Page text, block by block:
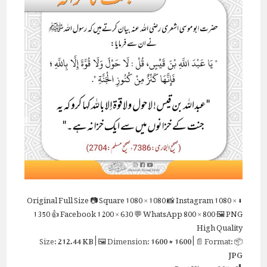
⬇ Original
Full Size📷 Square1080 × 1080📸 Instagram1080 ×
1350👍 Facebook1200 × 630💬 WhatsApp800 × 800🖼 PNG
High Quality
📦 Size:
212.44 KB| 🖼 Dimension:1600 × 1600| 📄 Format:
JPG